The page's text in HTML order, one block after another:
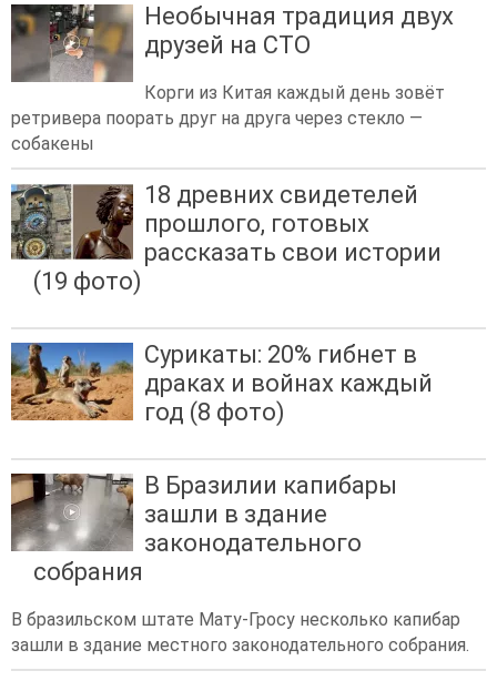
Необычная традиция двух
друзей на СТО
Корги из Китая каждый день зовёт
ретривера поорать друг на друга через стекло —
собакены
18 древних свидетелей
прошлого, готовых
рассказать свои истории
(19 фото)
Сурикаты: 20% гибнет в
драках и войнах каждый
год (8 фото)
В Бразилии капибары
зашли в здание
законодательного
собрания
В бразильском штате Мату-Гросу несколько капибар
зашли в здание местного законодательного собрания.